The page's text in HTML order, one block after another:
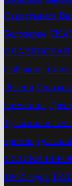
Савостьянов
Белозерке
СЛАВЯНСКАЯ
Собрание Союз
России Союза
Стечкины
Тульские
кремль
ТУЛЯКИ
1942 годов